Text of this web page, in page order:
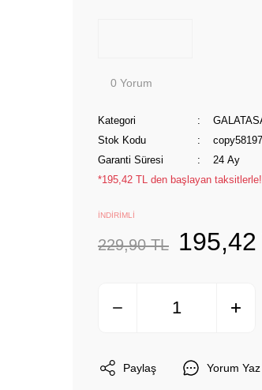
0 Yorum
Kategori
Stok Kodu
Garanti Süresi
24 Ay
*195,42 TL den başlayan taksitlerle!
İNDİRİMLİ
229,90 TL 195,42
Paylaş Yorum Yaz